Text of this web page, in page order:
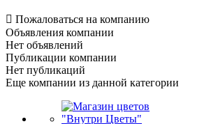
 Пожаловаться на компанию
Объявления компании
Нет объявлений
Публикации компании
Нет публикаций
Еще компании из данной категории